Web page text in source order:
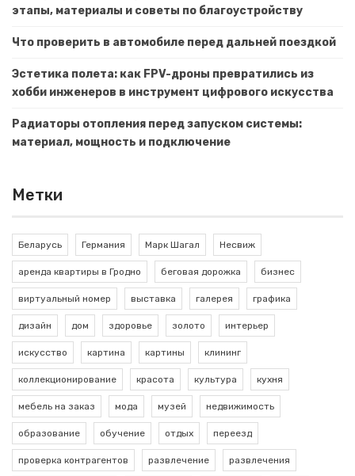
этапы, материалы и советы по благоустройству
Что проверить в автомобиле перед дальней поездкой
Эстетика полета: как FPV-дроны превратились из
хобби инженеров в инструмент цифрового искусства
Радиаторы отопления перед запуском системы:
материал, мощность и подключение
Метки
Беларусь Германия Марк Шагал Несвиж
аренда квартиры в Гродно беговая дорожка бизнес
виртуальный номер выставка галерея графика
дизайн дом здоровье золото интерьер
искусство картина картины клининг
коллекционирование красота культура кухня
мебель на заказ мода музей недвижимость
образование обучение отдых переезд
проверка контрагентов развлечение развлечения